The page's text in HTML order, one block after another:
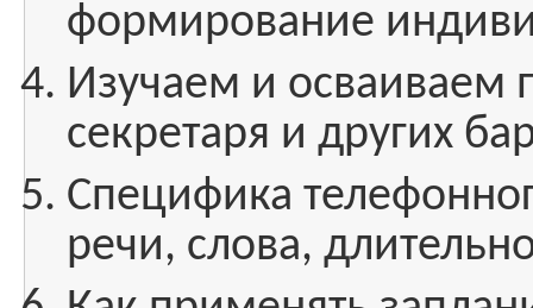
формирование
Изучаем и
секретаря и других
Специфика
речи, слова,